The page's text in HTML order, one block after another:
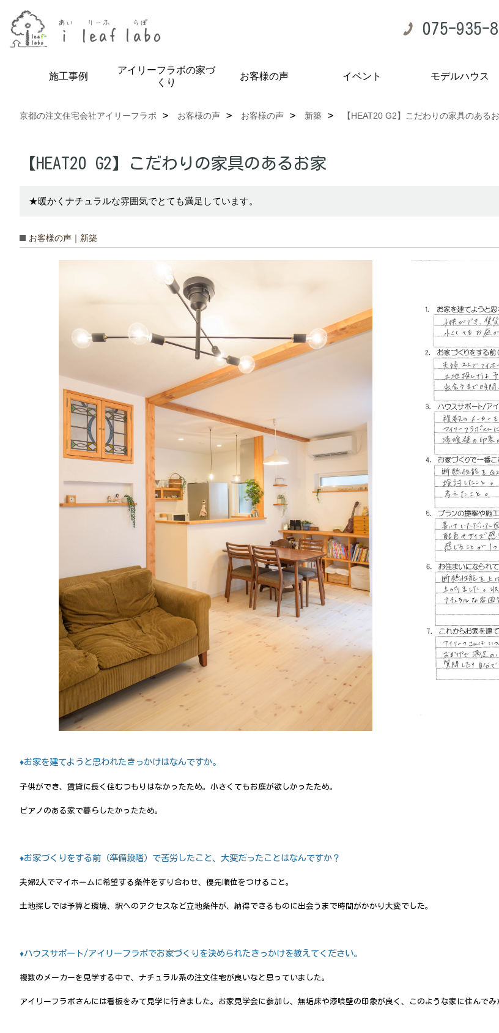
075-935-
施工事例
アイリーフラボの家づ
くり
お客様の声 イベント モデルハウス
京都の注文住宅会社アイリーフラボ お客様の声 お客様の声 新築 【HEAT20 G2】こだわりの家具のある
【HEAT20 G2】こだわりの家具のあるお家
★暖かくナチュラルな雰囲気でとても満足しています。
お客様の声｜新築
♦お家を建てようと思われたきっかけはなんですか。
子供ができ、賃貸に長く住むつもりはなかったため。小さくてもお庭が欲しかったため。
ピアノのある家で暮らしたかったため。
♦お家づくりをする前（準備段階）で苦労したこと、大変だったことはなんですか？
夫婦2人でマイホームに希望する条件をすり合わせ、優先順位をつけること。
土地探しでは予算と環境、駅へのアクセスなど立地条件が、納得できるものに出会うまで時間がかかり大変でした。
♦ハウスサポート/アイリーフラボでお家づくりを決められたきっかけを教えてください。
複数のメーカーを見学する中で、ナチュラル系の注文住宅が良いなと思っていました。
アイリーフラボさんには看板をみて見学に行きました。お家見学会に参加し、無垢床や漆喰壁の印象が良く、このような家に住んでみ